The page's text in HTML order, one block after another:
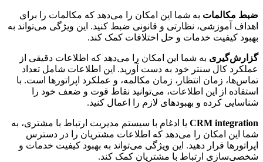
ضبط مکالمات به شما این امکان را می‌دهد که مکالمات را برای
اهداف آموزشی، نظارتی و قانونی ضبط کنید. این ویژگی می‌تواند به
بهبود کیفیت خدمات و حل اختلافات کمک کند.
گزارش‌گیری به شما این امکان را می‌دهد که اطلاعات دقیقی از
عملکرد کال سنتر خود به دست آورید. این اطلاعات شامل تعداد
تماس‌ها، زمان انتظار، زمان مکالمه، و عملکرد اپراتورها است. با
استفاده از این اطلاعات، می‌توانید نقاط قوت و ضعف خود را
شناسایی کرده و بهبودهای لازم را اعمال کنید.
CRM integration یا ادغام با سیستم مدیریت ارتباط با مشتری، به
شما این امکان را می‌دهد که اطلاعات مشتریان را در دسترس
اپراتورها قرار دهید. این ویژگی می‌تواند به بهبود کیفیت خدمات و
شخصی‌سازی ارتباط با مشتریان کمک کند.